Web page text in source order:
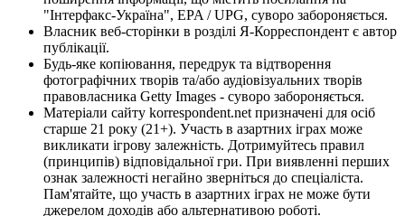
"Інтерфакс-Україна", EPA / UPG, суворо забороняється.
Власник веб-сторінки в розділі Я-Корреспондент є автор
публікації.
Будь-яке копіювання, передрук та відтворення
фотографічних творів та/або аудіовізуальних творів
правовласника Getty Images - суворо забороняється.
Матеріали сайту korrespondent.net призначені для осіб
старше 21 року (21+). Участь в азартних іграх може
викликати ігрову залежність. Дотримуйтесь правил
(принципів) відповідальної гри. При виявленні перших
ознак залежності негайно зверніться до спеціаліста.
Пам'ятайте, що участь в азартних іграх не може бути
джерелом доходів або альтернативою роботі.